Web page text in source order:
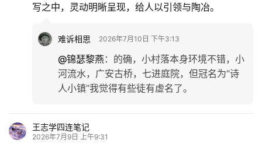
写之中，灵动明晰呈现，给人以引领与陶冶。
难诉相思 2026年7月10日 下午3:13
@锦瑟黎燕： 的确，小村落本身环境不错，小
河流水，广安古桥，七进庭院，但冠名为“诗
人小镇”我觉得有些徒有虚名了。
王志学四连笔记
2026年7月9日 上午9:31